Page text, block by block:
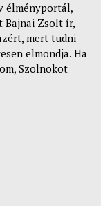
élményportál,
Bajnai Zsolt ír,
mert tudni
elmondja. Ha
Szolnokot